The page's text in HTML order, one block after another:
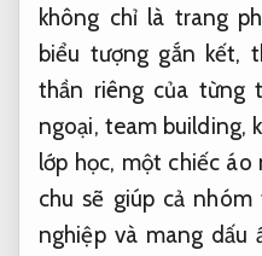
không chỉ là trang
biểu tượng gắn kết,
thần riêng của từng
ngoại, team building,
lớp học, một chiếc
chu sẽ giúp cả
nghiệp và mang dấu